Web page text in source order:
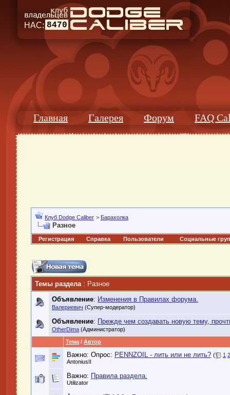
8470
Главная Галерея Форум FAQ
Клуб Dodge Caliber > Барахолка
Разное
Регистрация Справка Пользователи Социальные
Темы раздела: Разное
Объявление: Изменения в Правилах форума.
Валериевич (Супер-модератор)
Объявление: Прежде чем создавать новую тему,
OtherDima (Администратор)
Тема / Автор
Важно: Опрос: PENNZOIL - лить или не лить? ( 1 2
AntoniusII
Важно: Правила раздела.
Utilizator